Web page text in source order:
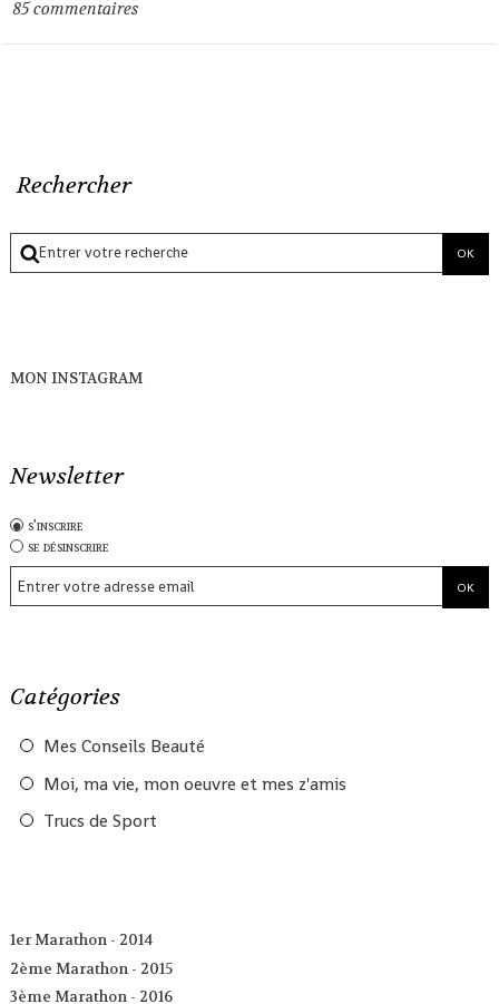
85 commentaires
Rechercher
MON INSTAGRAM
Newsletter
s'inscrire
se désinscrire
Catégories
Mes Conseils Beauté
Moi, ma vie, mon oeuvre et mes z'amis
Trucs de Sport
1er Marathon - 2014
2ème Marathon - 2015
3ème Marathon - 2016